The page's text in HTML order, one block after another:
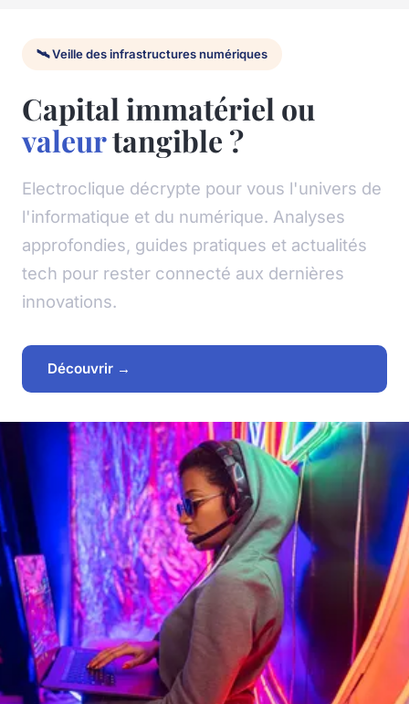
🛰️ Veille des infrastructures numériques
Capital immatériel ou
valeurtangible ?
Electroclique décrypte pour vous l'univers de
l'informatique et du numérique. Analyses
approfondies, guides pratiques et actualités
tech pour rester connecté aux dernières
innovations.
Découvrir →